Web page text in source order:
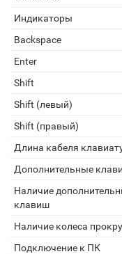
Индикаторы
Backspace
Enter
Shift
Shift (левый)
Shift (правый)
Длина кабеля
Дополнительные
Наличие
клавиш
Наличие колеса
Подключение к ПК